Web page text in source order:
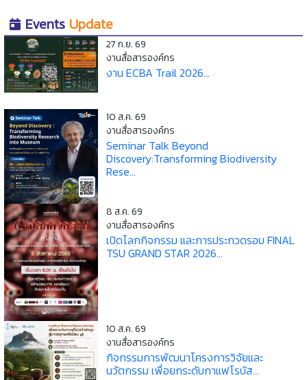
Events Update
27 ก.ย. 69
งานสื่อสารองค์กร
งาน ECBA Trail 2026...
10 ส.ค. 69
งานสื่อสารองค์กร
Seminar Talk Beyond
Discovery:Transforming Biodiversity
Rese...
8 ส.ค. 69
งานสื่อสารองค์กร
เปิดโลกกิจกรรม และการประกวดรอบ FINAL
TSU GRAND STAR 2026...
10 ส.ค. 69
งานสื่อสารองค์กร
กิจกรรมการพัฒนาโครงการวิจัยและ
นวัตกรรม เพื่อยกระดับกาแฟโรบัส...